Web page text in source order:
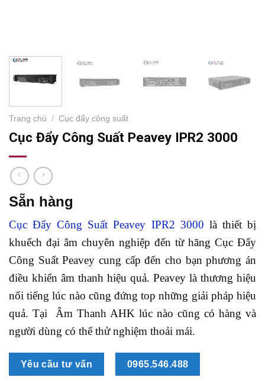
Trang chủ / Cục đẩy công suất
Cục Đẩy Công​ Suất Peavey IPR2 3000
Sẵn hàng
Cục Đẩy Công Suất Peavey IPR2 3000 là thiết bị
khuếch đại âm chuyên nghiệp đến từ hãng Cục Đẩy
Công Suất Peavey cung cấp đến cho bạn phương án
điều khiển âm thanh hiệu quả. Peavey là thương hiệu
nổi tiếng lúc nào cũng đứng top những giải pháp hiệu
quả. Tại Âm Thanh AHK lúc nào cũng có hàng và
người dùng có thể thử nghiệm thoải mái.
Yêu cầu tư vấn 0965.546.488